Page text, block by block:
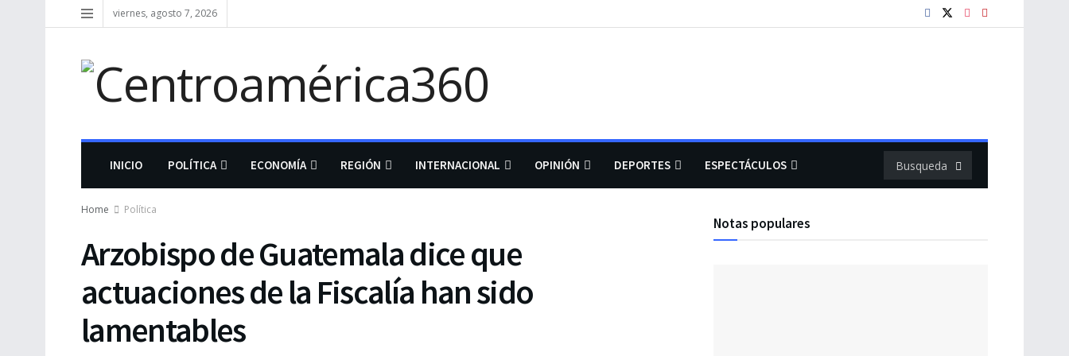
viernes, agosto 7, 2026
INICIO POLÍTICA ECONOMÍA REGIÓN INTERNACIONAL OPINIÓN DEPORTES ESPECTÁCULOS
Home Política
Arzobispo de Guatemala dice que
actuaciones de la Fiscalía han sido
lamentables
Notas populares